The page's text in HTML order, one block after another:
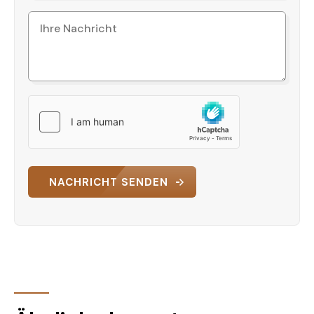
zu erwerben!
Ihren persönlichen
Besichtigungstermin zu vereinbaren.
NACHRICHT SENDEN